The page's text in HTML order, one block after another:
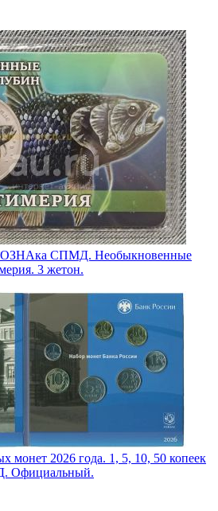
СПМД. Необыкновенные
3 жетон.
монет 2026 года. 1, 5, 10, 50 копеек
Официальный.